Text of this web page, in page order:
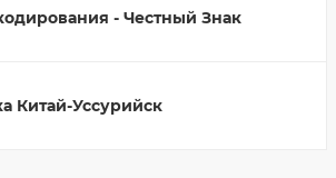
- Честный Знак
Китай-Уссурийск